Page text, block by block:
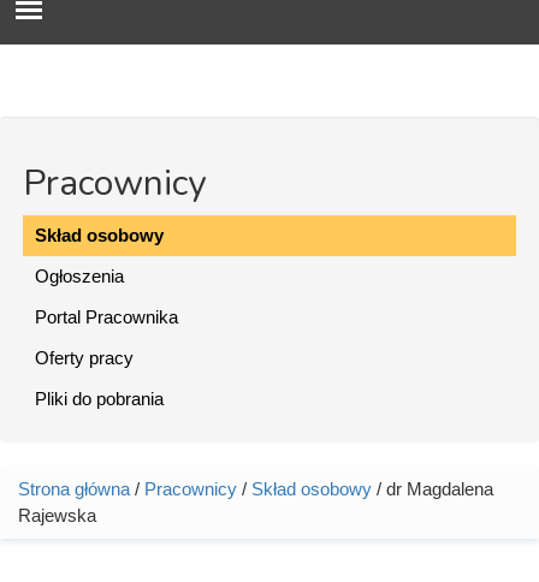
Pracownicy
Skład osobowy
Ogłoszenia
Portal Pracownika
Oferty pracy
Pliki do pobrania
Jesteś tutaj
Strona główna / Pracownicy / Skład osobowy / dr Magdalena
Rajewska